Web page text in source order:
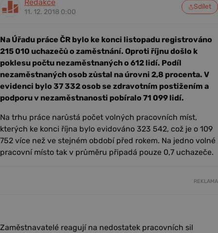
Redakce
11. 12. 2018 0:00
Sdílet
Na Úřadu práce ČR bylo ke konci listopadu registrováno
215 010 uchazečů o zaměstnání. Oproti říjnu došlo k
poklesu počtu nezaměstnaných o 612 lidí. Podíl
nezaměstnaných osob zůstal na úrovni 2,8 procenta. V
evidenci bylo 37 332 osob se zdravotním postižením a
podporu v nezaměstnanosti pobíralo 71 099 lidí.
Na trhu práce narůstá počet volných pracovních míst,
kterých ke konci října bylo evidováno 323 542, což je o 109
752 více než ve stejném období před rokem. Na jedno volné
pracovní místo tak v průměru připadá pouze 0,7 uchazeče.
REKLAMA
Zaměstnavatelé reagují na nedostatek pracovních sil